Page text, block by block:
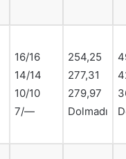
16/16
14/14
10/10
7/—
254,25
277,31
279,97
Dolmadı